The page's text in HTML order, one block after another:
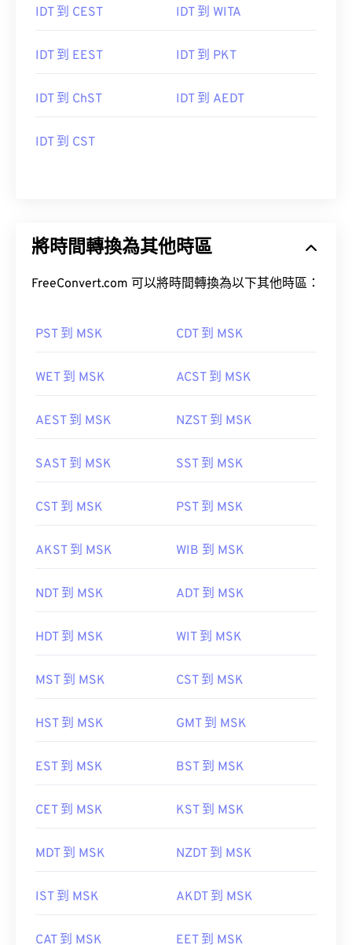
IDT 到 CEST IDT 到 WITA
IDT 到 EEST IDT 到 PKT
IDT 到 ChST IDT 到 AEDT
IDT 到 CST
將時間轉換為其他時區
FreeConvert.com 可以將時間轉換為以下其他時區：
PST 到 MSK CDT 到 MSK
WET 到 MSK ACST 到 MSK
AEST 到 MSK NZST 到 MSK
SAST 到 MSK SST 到 MSK
CST 到 MSK PST 到 MSK
AKST 到 MSK WIB 到 MSK
NDT 到 MSK ADT 到 MSK
HDT 到 MSK WIT 到 MSK
MST 到 MSK CST 到 MSK
HST 到 MSK GMT 到 MSK
EST 到 MSK BST 到 MSK
CET 到 MSK KST 到 MSK
MDT 到 MSK NZDT 到 MSK
IST 到 MSK AKDT 到 MSK
CAT 到 MSK EET 到 MSK